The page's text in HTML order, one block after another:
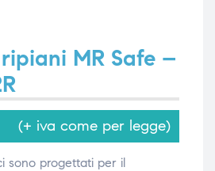
MR Safe –
(+ iva come per legge)
sono progettati per il